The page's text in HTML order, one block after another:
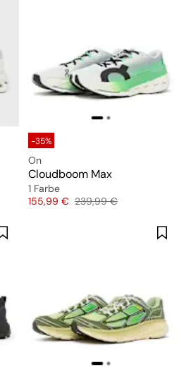
-35%
On
Cloudboom Max
1 Farbe
Preis
155,99 € Originalpreis
239,99 €